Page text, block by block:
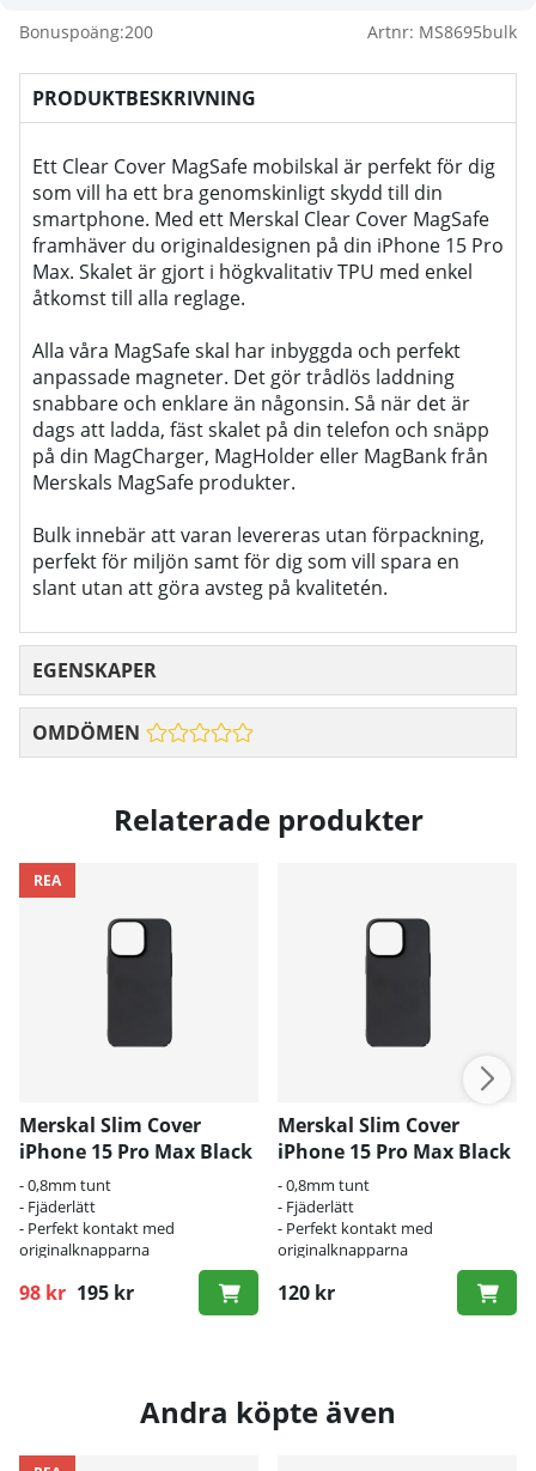
Bonuspoäng:200 Artnr: MS8695bulk
PRODUKTBESKRIVNING
Ett Clear Cover MagSafe mobilskal är perfekt för dig
som vill ha ett bra genomskinligt skydd till din
smartphone. Med ett Merskal Clear Cover MagSafe
framhäver du originaldesignen på din iPhone 15 Pro
Max. Skalet är gjort i högkvalitativ TPU med enkel
åtkomst till alla reglage.
Alla våra MagSafe skal har inbyggda och perfekt
anpassade magneter. Det gör trådlös laddning
snabbare och enklare än någonsin. Så när det är
dags att ladda, fäst skalet på din telefon och snäpp
på din MagCharger, MagHolder eller MagBank från
Merskals MagSafe produkter.
Bulk innebär att varan levereras utan förpackning,
perfekt för miljön samt för dig som vill spara en
slant utan att göra avsteg på kvalitetén.
EGENSKAPER
OMDÖMEN
Relaterade produkter
REA
Merskal Slim Cover
iPhone 15 Pro Max Black
- 0,8mm tunt
- Fjäderlätt
- Perfekt kontakt med
originalknapparna
98 kr 195 kr
Ordinarie pris:
Merskal Slim Cover
iPhone 15 Pro Max Black
- BULK
- 0,8mm tunt
- Fjäderlätt
- Perfekt kontakt med
originalknapparna
120 kr
Andra köpte även